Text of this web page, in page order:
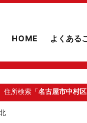
HOME よくある
住所検索「名古屋市中村